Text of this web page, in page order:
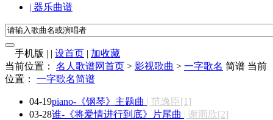
| 器乐曲谱
手机版 | | 设首页 | 加收藏
当前位置： 名人歌谱网首页 > 影视歌曲 > 一字歌名 简谱 当前
位置： 一字歌名简谱
04-19piano-《钢琴》主题曲 | 范逸臣[1]
03-28谁-《将爱情进行到底》片尾曲 | 谢雨欣[2]